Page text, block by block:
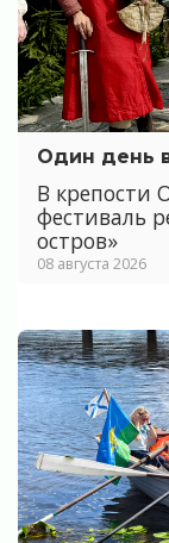
Один день
В крепости
фестиваль
остров»
08 августа 2026